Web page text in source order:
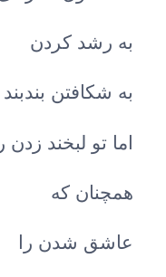
به رشد کردن
به شکافتن
اما تو لبخند
همچنان که
عاشق شدن را